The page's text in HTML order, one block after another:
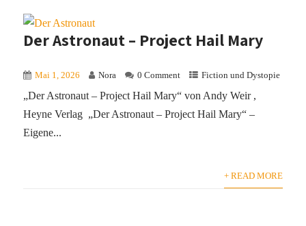
Der Astronaut – Project Hail Mary
Mai 1, 2026 Nora 0 Comment Fiction und Dystopie
„Der Astronaut – Project Hail Mary“ von Andy Weir ,
Heyne Verlag „Der Astronaut – Project Hail Mary“ –
Eigene...
+ READ MORE